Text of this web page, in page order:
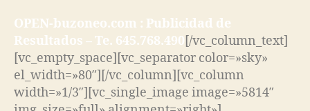
OPEN-buzoneo.com : Publicidad de
Resultados – Te. 645.768.490[/vc_column_text]
[vc_empty_space][vc_separator color=»sky»
el_width=»80″][/vc_column][vc_column
width=»1/3″][vc_single_image image=»5814″